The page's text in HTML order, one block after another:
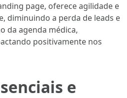
page, oferece agilidade e
diminuindo a perda de leads e
da agenda médica,
positivamente nos
e